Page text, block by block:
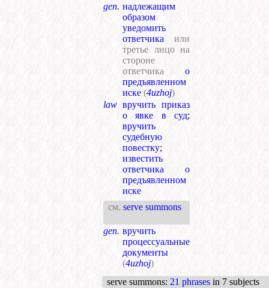
gen. надлежащим
образом
уведомить
ответчика или
третье лицо на
стороне
ответчика о
предъявленном
иске (4uzhoj)
law вручить приказ
о явке в суд;
вручить
судебную
повестку;
известить
ответчика о
предъявленном
иске
см. serve summons
gen. вручить
процессуальные
документы
(4uzhoj)
serve summons: 21 phrases in 7 subjects